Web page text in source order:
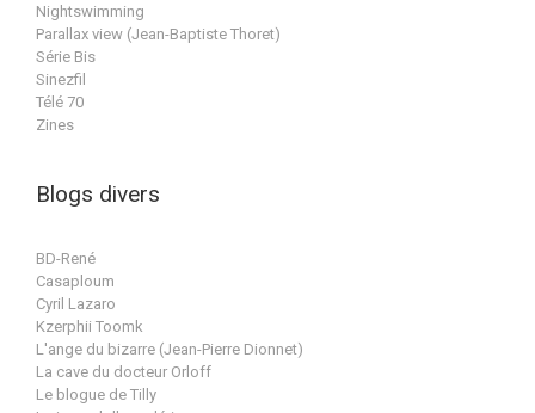
Nightswimming
Parallax view (Jean-Baptiste Thoret)
Série Bis
Sinezfil
Télé 70
Zines
Blogs divers
BD-René
Casaploum
Cyril Lazaro
Kzerphii Toomk
L'ange du bizarre (Jean-Pierre Dionnet)
La cave du docteur Orloff
Le blogue de Tilly